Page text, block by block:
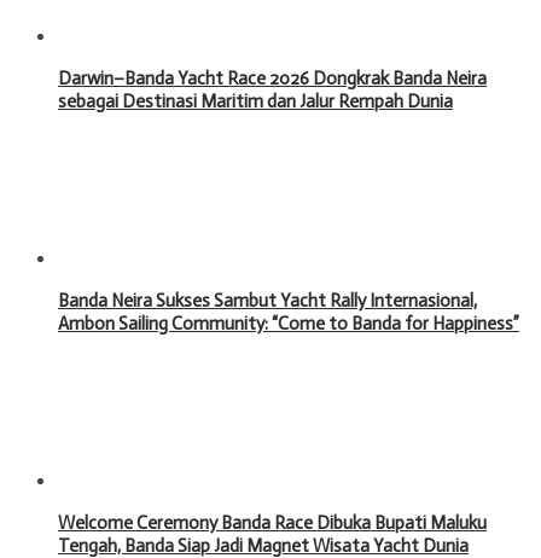
Darwin–Banda Yacht Race 2026 Dongkrak Banda Neira
sebagai Destinasi Maritim dan Jalur Rempah Dunia
Banda Neira Sukses Sambut Yacht Rally Internasional,
Ambon Sailing Community: “Come to Banda for Happiness”
Welcome Ceremony Banda Race Dibuka Bupati Maluku
Tengah, Banda Siap Jadi Magnet Wisata Yacht Dunia